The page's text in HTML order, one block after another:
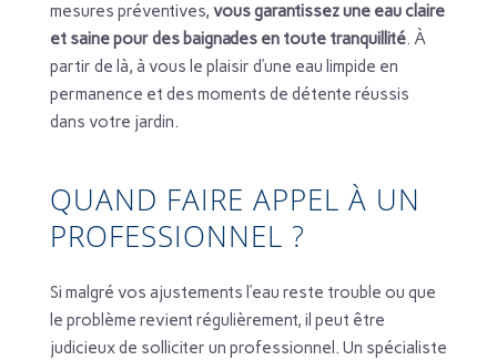
mesures préventives, vous garantissez une eau claire
et saine pour des baignades en toute tranquillité. À
partir de là, à vous le plaisir d’une eau limpide en
permanence et des moments de détente réussis
dans votre jardin.
QUAND FAIRE APPEL À UN
PROFESSIONNEL ?
Si malgré vos ajustements l’eau reste trouble ou que
le problème revient régulièrement, il peut être
judicieux de solliciter un professionnel. Un spécialiste